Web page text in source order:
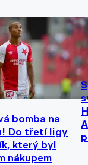
bomba na
Do třetí ligy
který byl
nákupem